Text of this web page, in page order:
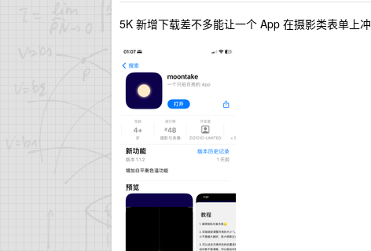
5K 新增下载差不多能让一个 App 在摄影类表单上